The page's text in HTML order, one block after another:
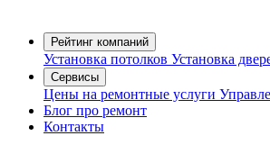
Рейтинг компаний
Установка потолков Установка
Сервисы
Цены на ремонтные услуги
Блог про ремонт
Контакты